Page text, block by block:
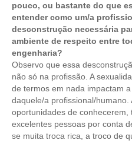
pouco, ou bastante do que
entender como um/a
desconstrução necessária
ambiente de respeito entre
engenharia?
Observo que essa
não só na profissão. A
de termos em nada impactam
daquele/a profissional/
oportunidades de
excelentes pessoas por conta
se muita troca rica, a troco de